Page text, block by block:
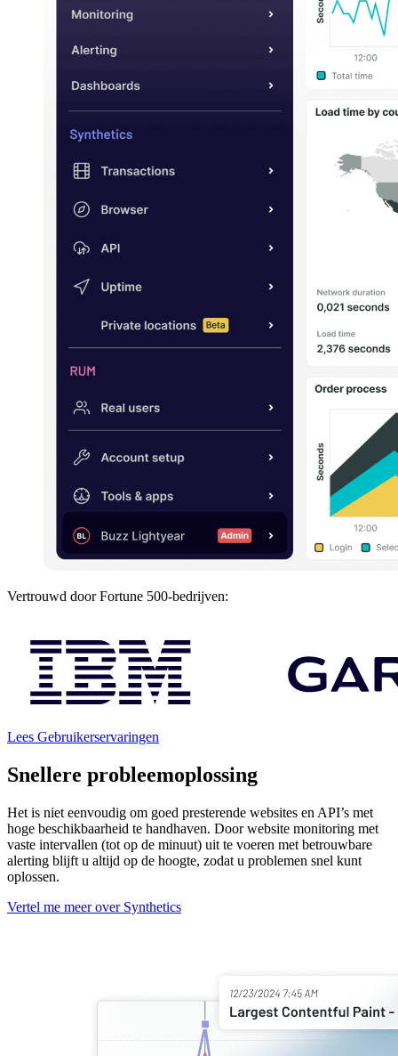
Vertrouwd door Fortune 500-bedrijven:
Lees Gebruikerservaringen
Snellere probleemoplossing
Het is niet eenvoudig om goed presterende websites en API’s met
hoge beschikbaarheid te handhaven. Door website monitoring met
vaste intervallen (tot op de minuut) uit te voeren met betrouwbare
alerting blijft u altijd op de hoogte, zodat u problemen snel kunt
oplossen.
Vertel me meer over Synthetics